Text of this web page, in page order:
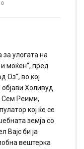
0
за улогата на
моќен“, пред
Оз“, во кој
Холивуд
Сем Реими,
кој ќе се
земја со
Вајс би ја
вештерка